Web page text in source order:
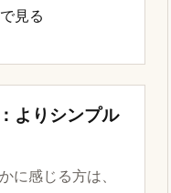
見る
よりシンプル
に感じる方は、